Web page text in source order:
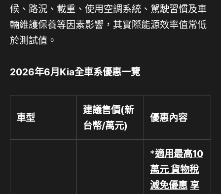
候、路況、載重、使用空調系統、駕駛習慣及車
輛維護保養等因素影響，其實際能源效率值常低
於測試值。
2026年6月 Kia全車系優惠一覽
車型
建議售價(新
台幣/萬元)
優惠內容
*適用最高10
萬元 貨物稅
減免優惠 享